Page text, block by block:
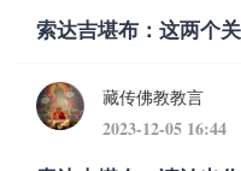
索达吉堪布：这两个
藏传佛教教言
2023-12-05 16:44